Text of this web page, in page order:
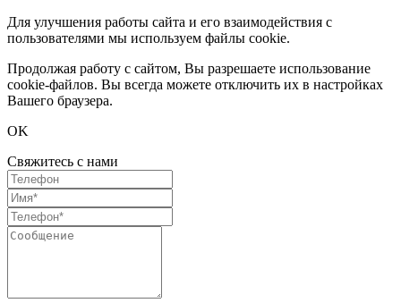
Для улучшения работы сайта и его взаимодействия с
пользователями мы используем файлы cookie.
Продолжая работу с сайтом, Вы разрешаете использование
cookie-файлов. Вы всегда можете отключить их в настройках
Вашего браузера.
OK
Свяжитесь с нами